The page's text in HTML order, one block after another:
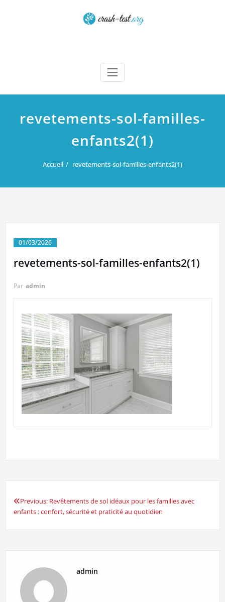
revetements-sol-familles-
enfants2(1)
Accueil revetements-sol-familles-enfants2(1)
01/03/2026
revetements-sol-familles-enfants2(1)
Par admin
Navigation
Previous: Revêtements de sol idéaux pour les familles avec
enfants : confort, sécurité et praticité au quotidien
admin